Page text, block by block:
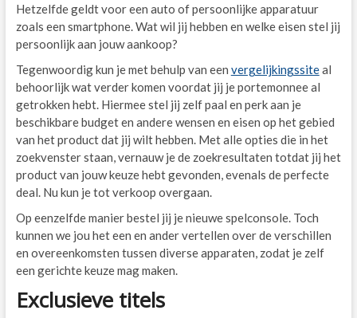
Hetzelfde geldt voor een auto of persoonlijke apparatuur
zoals een smartphone. Wat wil jij hebben en welke eisen stel jij
persoonlijk aan jouw aankoop?
Tegenwoordig kun je met behulp van een vergelijkingssiteal
behoorlijk wat verder komen voordat jij je portemonnee al
getrokken hebt. Hiermee stel jij zelf paal en perk aan je
beschikbare budget en andere wensen en eisen op het gebied
van het product dat jij wilt hebben. Met alle opties die in het
zoekvenster staan, vernauw je de zoekresultaten totdat jij het
product van jouw keuze hebt gevonden, evenals de perfecte
deal. Nu kun je tot verkoop overgaan.
Op eenzelfde manier bestel jij je nieuwe spelconsole. Toch
kunnen we jou het een en ander vertellen over de verschillen
en overeenkomsten tussen diverse apparaten, zodat je zelf
een gerichte keuze mag maken.
Exclusieve titels